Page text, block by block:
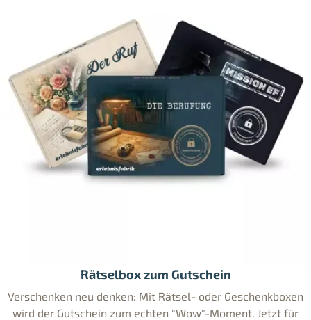
Rätselbox zum Gutschein
Verschenken neu denken: Mit Rätsel- oder Geschenkboxen
wird der Gutschein zum echten "Wow"-Moment. Jetzt für